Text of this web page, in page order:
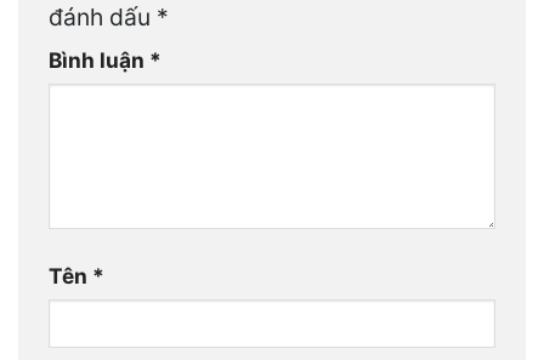
đánh dấu *
Bình luận *
Tên *